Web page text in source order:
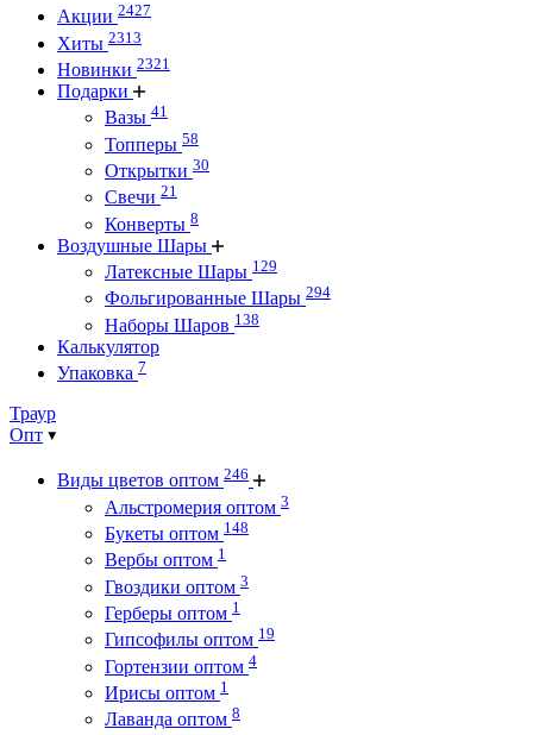
Акции 2427
Хиты 2313
Новинки 2321
Подарки
Вазы 41
Топперы 58
Открытки 30
Свечи 21
Конверты 8
Воздушные Шары
Латексные Шары 129
Фольгированные Шары 294
Наборы Шаров 138
Калькулятор
Упаковка 7
Траур
Опт
Виды цветов оптом 246
Альстромерия оптом 3
Букеты оптом 148
Вербы оптом 1
Гвоздики оптом 3
Герберы оптом 1
Гипсофилы оптом 19
Гортензии оптом 4
Ирисы оптом 1
Лаванда оптом 8